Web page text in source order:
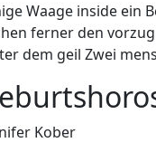
Waage inside ein
ferner den
dem geil Zwei
Kober